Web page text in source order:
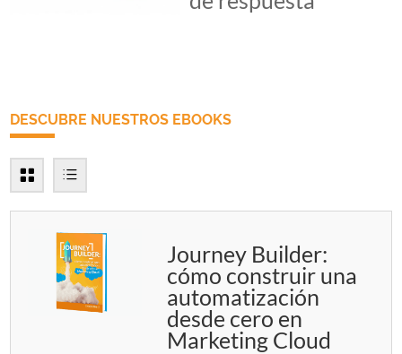
DESCUBRE NUESTROS EBOOKS
Journey Builder:
cómo construir una
automatización
desde cero en
Marketing Cloud